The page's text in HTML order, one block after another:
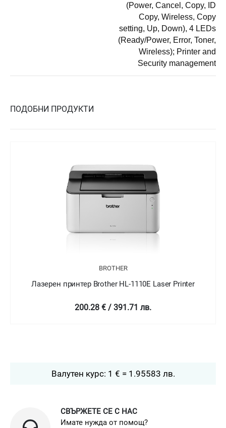
(Power, Cancel, Copy, ID
Copy, Wireless, Copy
setting, Up, Down), 4 LEDs
(Ready/Power, Error, Toner,
Wireless); Printer and
Security management
ПОДОБНИ ПРОДУКТИ
BROTHER
Лазерен принтер Brother HL-1112E Laser Printer
100.21 € / 195.99 лв.
Валутен курс: 1 € = 1.95583 лв.
СВЪРЖЕТЕ СЕ С НАС
Имате нужда от помощ?